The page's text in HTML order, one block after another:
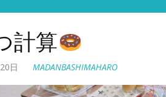
計算
日 MADANBASHIMAHARO